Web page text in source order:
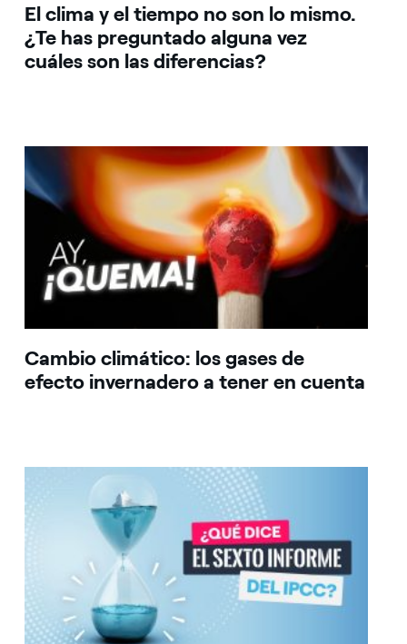
El clima y el tiempo no son lo mismo.
¿Te has preguntado alguna vez
cuáles son las diferencias?
Cambio climático: los gases de
efecto invernadero a tener en cuenta